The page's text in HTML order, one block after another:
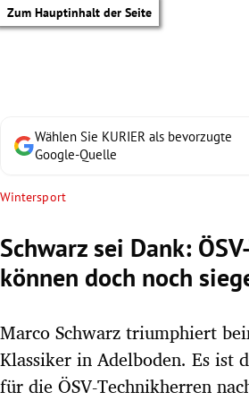
Zum Hauptinhalt der Seite
Untermenü
Wählen Sie KURIER als bevorzugte
Google-Quelle
Wintersport
Schwarz sei Dank:
können doch noch
Marco Schwarz triumphiert
Klassiker in Adelboden. Es ist
für die ÖSV-Technikherren